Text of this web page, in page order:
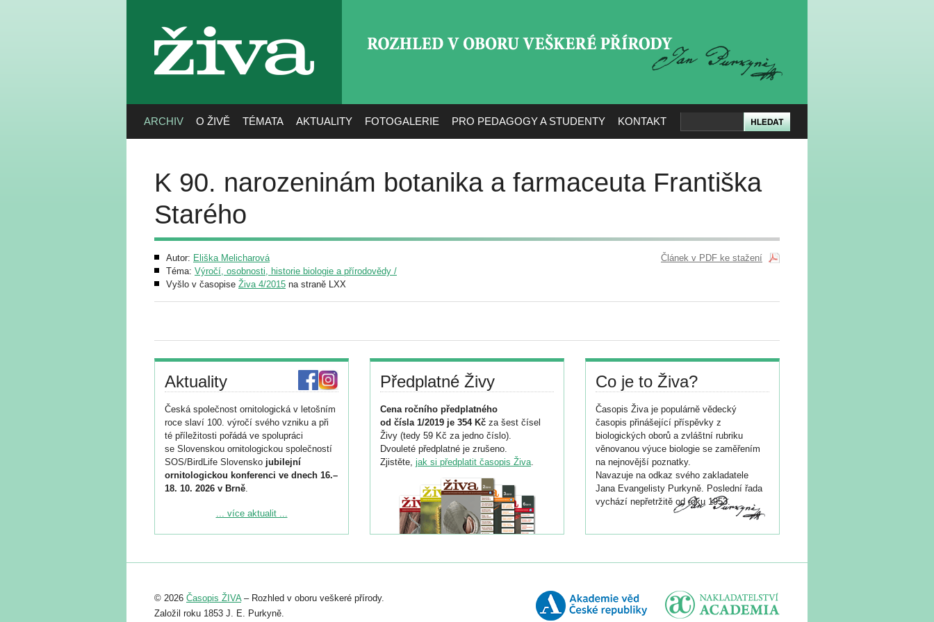
živa
ARCHIV O ŽIVĚ TÉMATA AKTUALITY FOTOGALERIE PRO PEDAGOGY A STUDENTY KONTAKT
K 90. narozeninám botanika a farmaceuta Františka
Starého
Autor: Eliška Melicharová
Téma: Výročí, osobnosti, historie biologie a přírodovědy /
Vyšlo v časopise Živa 4/2015 na straně LXX
Článek v PDF ke stažení
Aktuality
Česká společnost ornitologická v letošním
roce slaví 100. výročí svého vzniku a při
té příležitosti pořádá ve spolupráci
se Slovenskou ornitologickou společností
SOS/BirdLife Slovensko jubilejní
ornitologickou konferenci ve dnech 16.–
18. 10. 2026 v Brně.
Podrobnější informace ke konferenci
Registrovat se můžete do 6. září.
abstraktu přihlášené přednášky nebo
posteru je už 30. června.
... více aktualit ...
Předplatné Živy
Cena ročního předplatného
od čísla 1/2019 je 354 Kč za šest čísel
Živy (tedy 59 Kč za jedno číslo).
Dvouleté předplatné je zrušeno.
Zjistěte, jak si předplatit časopis Živa.
Co je to Živa?
Časopis Živa je populárně vědecký
časopis přinášející příspěvky z
biologických oborů a zvláštní rubriku
věnovanou výuce biologie se zaměřením
na nejnovější poznatky.
Navazuje na odkaz svého zakladatele
Jana Evangelisty Purkyně. Poslední řada
vychází nepřetržitě od roku 1953.
© 2026 Časopis ŽIVA– Rozhled v oboru veškeré přírody.
Založil roku 1853 J. E. Purkyně.